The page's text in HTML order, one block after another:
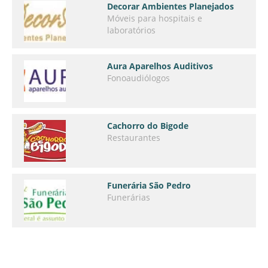
Decorar Ambientes Planejados
Móveis para hospitais e
laboratórios
Aura Aparelhos Auditivos
Fonoaudiólogos
Cachorro do Bigode
Restaurantes
Funerária São Pedro
Funerárias